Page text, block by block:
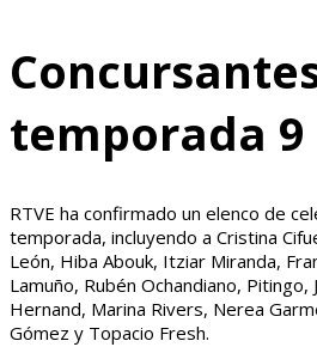
temporada 9
RTVE ha confirmado un elenco de
temporada, incluyendo a Cristina
León, Hiba Abouk, Itziar Miranda,
Lamuño, Rubén Ochandiano, Pitingo,
Hernand, Marina Rivers, Nerea
Gómez y Topacio Fresh.